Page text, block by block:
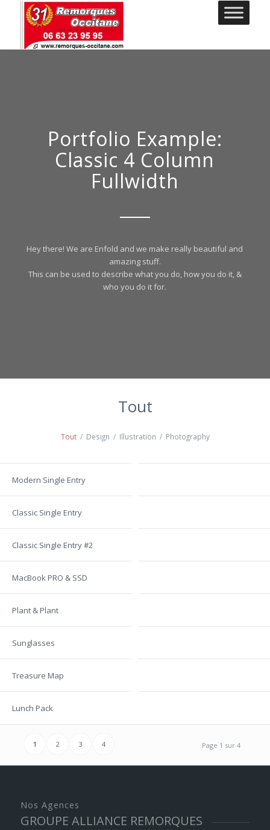
Portfolio Example:
Classic 4 Column
Fullwidth
Hey there! We are Enfold and we make really beautiful and
amazing stuff.
This can be used to describe what you do, how you do it, &
who you do it for.
Tout
Tout / Design / Illustration / Photography
Modern Single Entry
Classic Single Entry
Classic Single Entry #2
MacBook PRO & SSD
Plant & Plant
Sunglasses
Treasure Map
Lunch Pack
Page 1 sur 4
1 2 3 4
Nos Agences
GROUPE ALLIANCE REMORQUES